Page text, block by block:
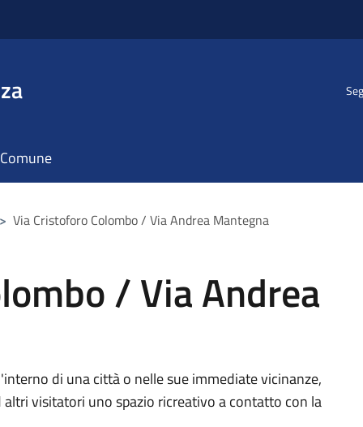
> Via Cristoforo Colombo / Via Andrea Mantegna
/ Via Andrea
di una città o nelle sue immediate vicinanze,
visitatori uno spazio ricreativo a contatto con la